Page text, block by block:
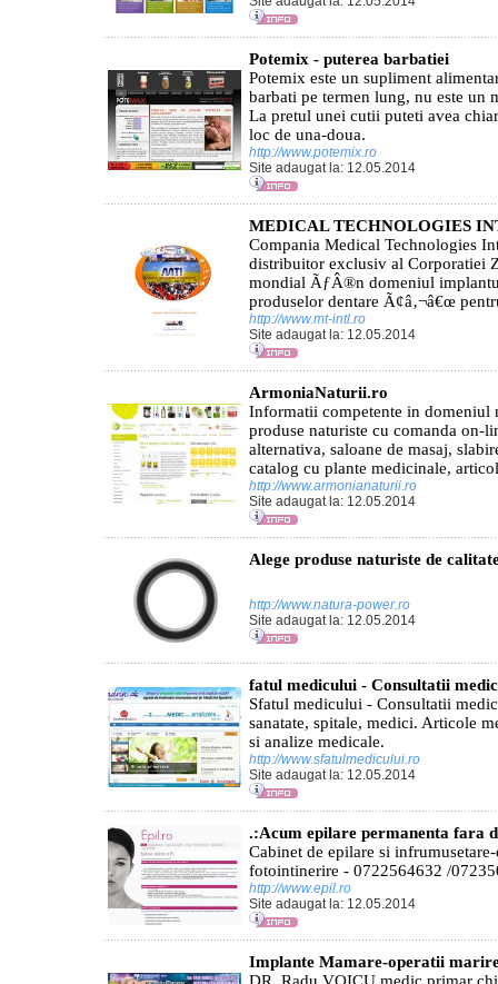
Potemix - puterea barbatiei
Potemix este un supliment
barbati pe termen lung, nu este un
La pretul unei cutii puteti avea
loc de una-doua.
http://www.potemix.ro
Site adaugat la: 12.05.2014
MEDICAL TECHNOLOGIES
Compania Medical Technologies
distribuitor exclusiv al Corporatiei
mondial ÃƒÂ®n domeniul
produselor dentare Ã¢â‚¬â€œ
http://www.mt-intl.ro
Site adaugat la: 12.05.2014
ArmoniaNaturii.ro
Informatii competente in domeniul
produse naturiste cu comanda on-
alternativa, saloane de masaj,
catalog cu plante medicinale,
http://www.armonianaturii.ro
Site adaugat la: 12.05.2014
Alege produse naturiste de
http://www.natura-power.ro
Site adaugat la: 12.05.2014
fatul medicului - Consultatii
Sfatul medicului - Consultatii
sanatate, spitale, medici. Articole
si analize medicale.
http://www.sfatulmedicului.ro
Site adaugat la: 12.05.2014
.:Acum epilare permanenta fara
Cabinet de epilare si
fotointinerire - 0722564632 /
http://www.epil.ro
Site adaugat la: 12.05.2014
Implante Mamare-operatii